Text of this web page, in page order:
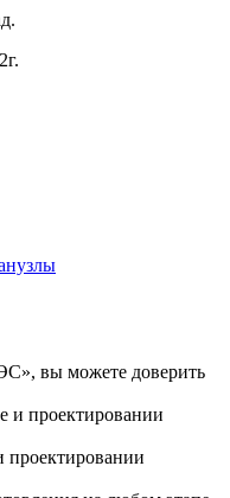
вы можете доверить
проектировании